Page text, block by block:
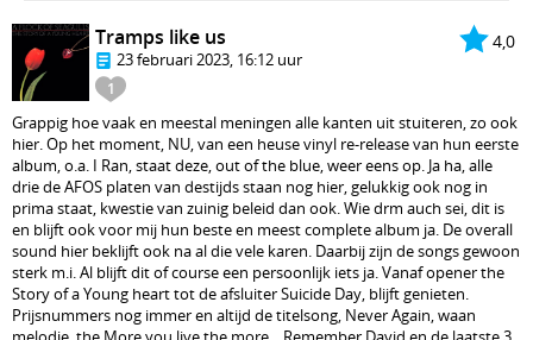
4,0
1
Tramps like us
23 februari 2023, 16:12 uur
Grappig hoe vaak en meestal meningen alle kanten uit stuiteren, zo ook
hier. Op het moment, NU, van een heuse vinyl re-release van hun eerste
album, o.a. I Ran, staat deze, out of the blue, weer eens op. Ja ha, alle
drie de AFOS platen van destijds staan nog hier, gelukkig ook nog in
prima staat, kwestie van zuinig beleid dan ook. Wie drm auch sei, dit is
en blijft ook voor mij hun beste en meest complete album ja. De overall
sound hier beklijft ook na al die vele karen. Daarbij zijn de songs gewoon
sterk m.i. Al blijft dit of course een persoonlijk iets ja. Vanaf opener the
Story of a Young heart tot de afsluiter Suicide Day, blijft genieten.
Prijsnummers nog immer en altijd de titelsong, Never Again, waan